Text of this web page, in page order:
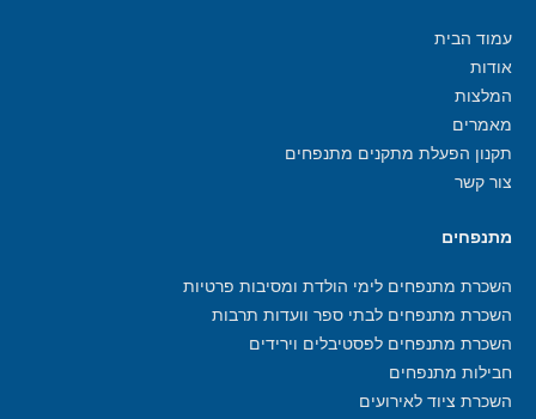
עמוד הבית
אודות
המלצות
מאמרים
תקנון הפעלת מתקנים מתנפחים
צור קשר
מתנפחים
השכרת מתנפחים לימי הולדת ומסיבות פרטיות
השכרת מתנפחים לבתי ספר וועדות תרבות
השכרת מתנפחים לפסטיבלים וירידים
חבילות מתנפחים
השכרת ציוד לאירועים